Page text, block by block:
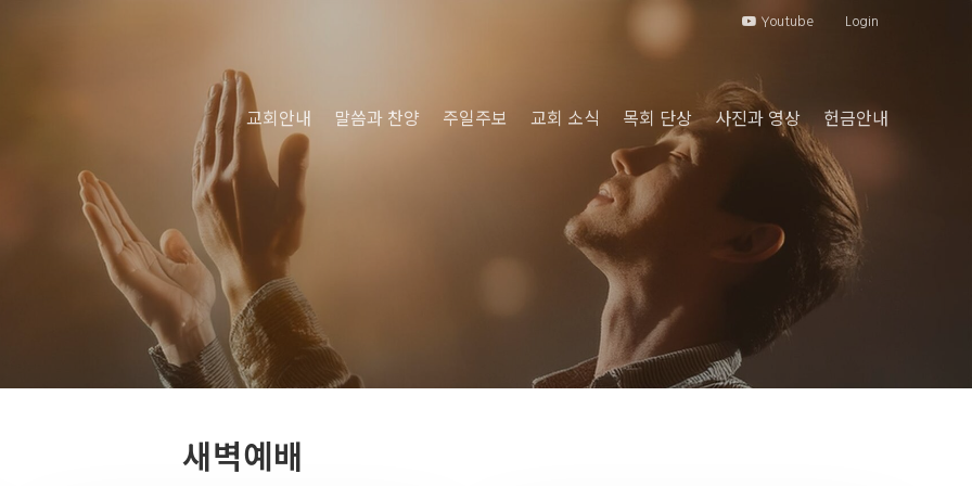
Youtube Login
교회안내 말씀과 찬양 주일주보 교회 소식 목회 단상 사진과 영상 헌금안내
새벽예배